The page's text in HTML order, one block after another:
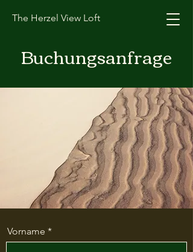
The Herzel View Loft
Buchungsanfrage
Vorname